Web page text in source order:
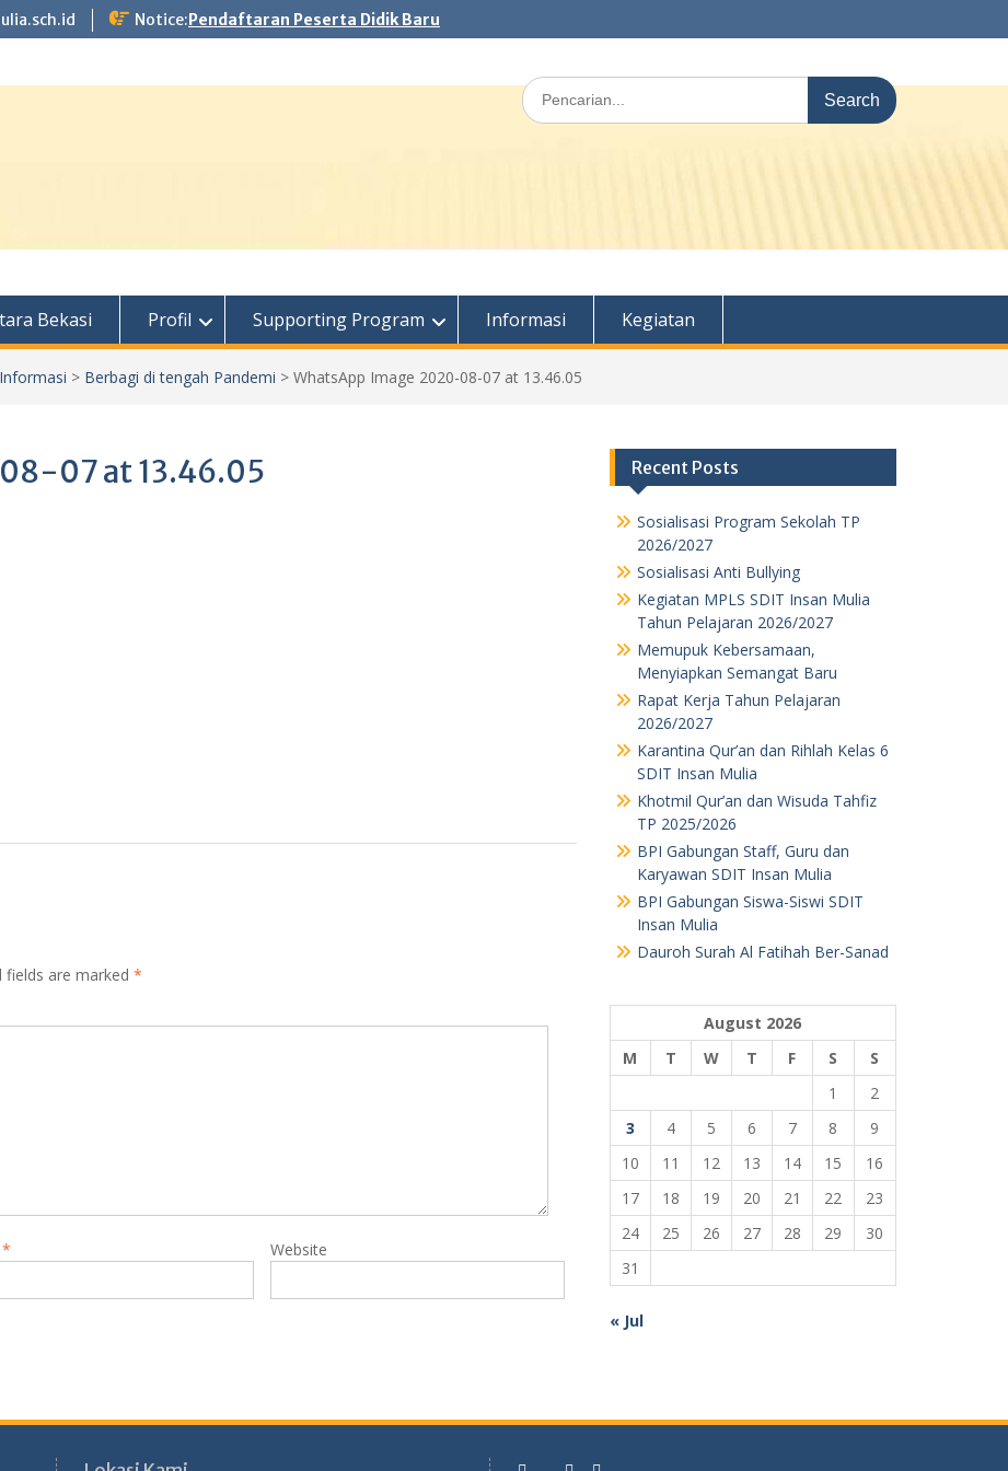
Notice:Pendaftaran Peserta Didik Baru
Search
for:
Bekasi Profil Supporting Program Informasi Kegiatan
Informasi > Berbagi di tengah Pandemi > WhatsApp Image 2020-08-07 at 13.46.05
07 at 13.46.05
fields are marked *
* Website
Recent Posts
Sosialisasi Program Sekolah TP
2026/2027
Sosialisasi Anti Bullying
Kegiatan MPLS SDIT Insan Mulia
Tahun Pelajaran 2026/2027
Memupuk Kebersamaan,
Menyiapkan Semangat Baru
Rapat Kerja Tahun Pelajaran
2026/2027
Karantina Qur’an dan Rihlah Kelas 6
SDIT Insan Mulia
Khotmil Qur’an dan Wisuda Tahfiz
TP 2025/2026
BPI Gabungan Staff, Guru dan
Karyawan SDIT Insan Mulia
BPI Gabungan Siswa-Siswi SDIT
Insan Mulia
Dauroh Surah Al Fatihah Ber-Sanad
August 2026
M
T W T F S
S
1
2
3
4 5 6 7 8
9
10
11 12 13 14 15
16
17
18 19 20 21 22
23
24
25 26 27 28 29
30
31
« Jul